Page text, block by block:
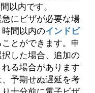
以内です。
にビザが必要な場
間以内のインドビ
とができます。申
した場合、追加の
る場合があります
予期せぬ遅延を考